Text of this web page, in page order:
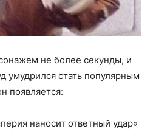
не более секунды, и
умудрился стать популярным
появляется:
наносит ответный удар»